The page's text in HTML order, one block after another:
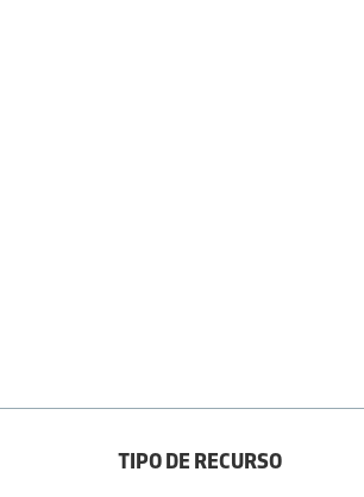
TIPO DE RECURSO